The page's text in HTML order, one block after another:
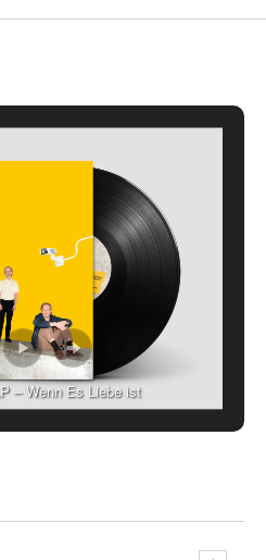
– Wenn Es Liebe ist